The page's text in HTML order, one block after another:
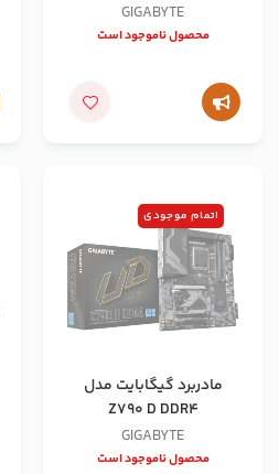
GIGABYTE
محصول ناموجود است
اتمام موجودی
مادربرد گیگابایت مدل
Z790 D DDR4
GIGABYTE
محصول ناموجود است